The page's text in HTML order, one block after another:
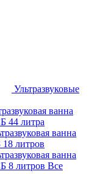
Ультразвуковые
ванна
44 литра
ванна
18 литров
ванна
8 литров Все